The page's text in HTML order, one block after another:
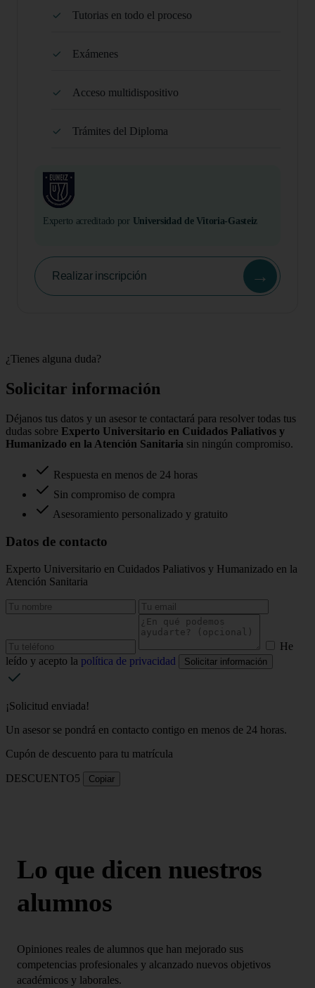
Tutorias en todo el proceso
Exámenes
Acceso multidispositivo
Trámites del Diploma
Experto acreditado por Universidad de Vitoria-Gasteiz
Realizar inscripción →
¿Tienes alguna duda?
Solicitar información
Déjanos tus datos y un asesor te contactará para resolver todas tus
dudas sobre Experto Universitario en Cuidados Paliativos y
Humanizado en la Atención Sanitaria sin ningún compromiso.
Respuesta en menos de 24 horas
Sin compromiso de compra
Asesoramiento personalizado y gratuito
Datos de contacto
Experto Universitario en Cuidados Paliativos y Humanizado en la
Atención Sanitaria
He
leído y acepto la política de privacidad Solicitar información
¡Solicitud enviada!
Un asesor se pondrá en contacto contigo en menos de 24 horas.
Cupón de descuento para tu matrícula
DESCUENTO5 Copiar
Lo que dicen nuestros
alumnos
Opiniones reales de alumnos que han mejorado sus
competencias profesionales y alcanzado nuevos objetivos
académicos y laborales.